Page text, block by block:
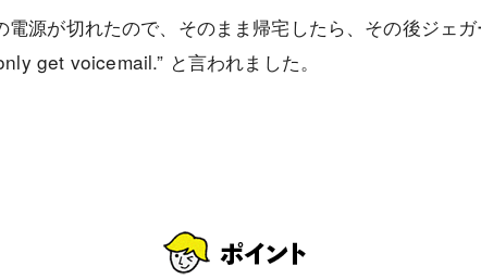
電源が切れたので、そのまま帰宅したら、その後ジェ
get voicemail.” と言われました。